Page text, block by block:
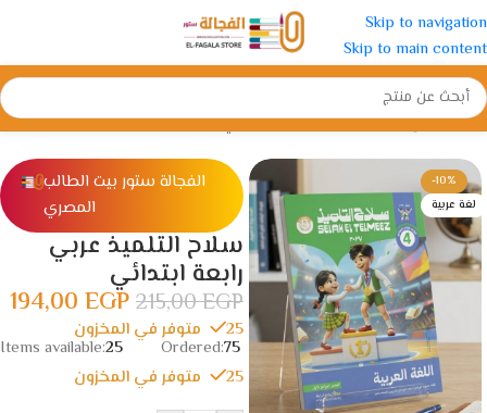
Skip to navigation
Skip to main content
الرئيسية/الإبتدائية/الصف الرابع الأبتدائي
-10%
لغة عربية
الفجالة ستور بيت الطالب
المصري
سلاح التلميذ عربي
رابعة ابتدائي
215,00EGP
194,00 EGP
25 متوفر في المخزون
Ordered:75
Items available:25
25 متوفر في المخزون